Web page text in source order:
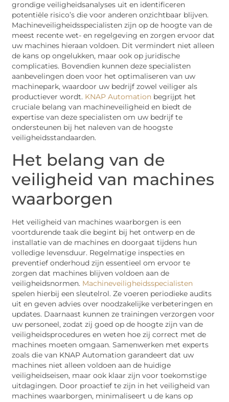
grondige veiligheidsanalyses uit en identificeren
potentiële risico’s die voor anderen onzichtbaar blijven.
Machineveiligheidsspecialisten zijn op de hoogte van de
meest recente wet- en regelgeving en zorgen ervoor dat
uw machines hieraan voldoen. Dit vermindert niet alleen
de kans op ongelukken, maar ook op juridische
complicaties. Bovendien kunnen deze specialisten
aanbevelingen doen voor het optimaliseren van uw
machinepark, waardoor uw bedrijf zowel veiliger als
productiever wordt. KNAP Automation begrijpt het
cruciale belang van machineveiligheid en biedt de
expertise van deze specialisten om uw bedrijf te
ondersteunen bij het naleven van de hoogste
veiligheidsstandaarden.
Het belang van de
veiligheid van machines
waarborgen
Het veiligheid van machines waarborgen is een
voortdurende taak die begint bij het ontwerp en de
installatie van de machines en doorgaat tijdens hun
volledige levensduur. Regelmatige inspecties en
preventief onderhoud zijn essentieel om ervoor te
zorgen dat machines blijven voldoen aan de
veiligheidsnormen. Machineveiligheidsspecialisten
spelen hierbij een sleutelrol. Ze voeren periodieke audits
uit en geven advies over noodzakelijke verbeteringen en
updates. Daarnaast kunnen ze trainingen verzorgen voor
uw personeel, zodat zij goed op de hoogte zijn van de
veiligheidsprocedures en weten hoe zij correct met de
machines moeten omgaan. Samenwerken met experts
zoals die van KNAP Automation garandeert dat uw
machines niet alleen voldoen aan de huidige
veiligheidseisen, maar ook klaar zijn voor toekomstige
uitdagingen. Door proactief te zijn in het veiligheid van
machines waarborgen, minimaliseert u de kans op